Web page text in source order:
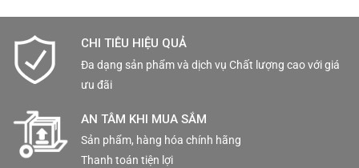
CHI TIÊU HIỆU QUẢ
Đa dạng sản phẩm và dịch vụ Chất lượng cao với giá
ưu đãi
AN TÂM KHI MUA SẮM
Sản phẩm, hàng hóa chính hãng
Thanh toán tiện lợi